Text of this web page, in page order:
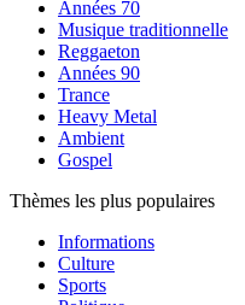
Années 70
Musique traditionnelle
Reggaeton
Années 90
Trance
Heavy Metal
Ambient
Gospel
Thèmes les plus populaires
Informations
Culture
Sports